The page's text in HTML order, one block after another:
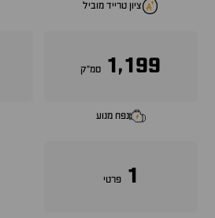
ציון טרייד מוביל
1,199 סמ״ק
נפח מנוע
1 פרטי